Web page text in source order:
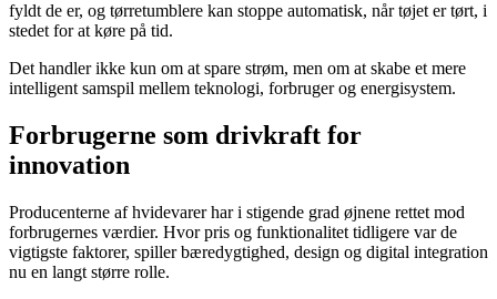
fyldt de er, og tørretumblere kan stoppe automatisk, når tøjet er tørt, i
stedet for at køre på tid.
Det handler ikke kun om at spare strøm, men om at skabe et mere
intelligent samspil mellem teknologi, forbruger og energisystem.
Forbrugerne som drivkraft for
innovation
Producenterne af hvidevarer har i stigende grad øjnene rettet mod
forbrugernes værdier. Hvor pris og funktionalitet tidligere var de
vigtigste faktorer, spiller bæredygtighed, design og digital integration
nu en langt større rolle.